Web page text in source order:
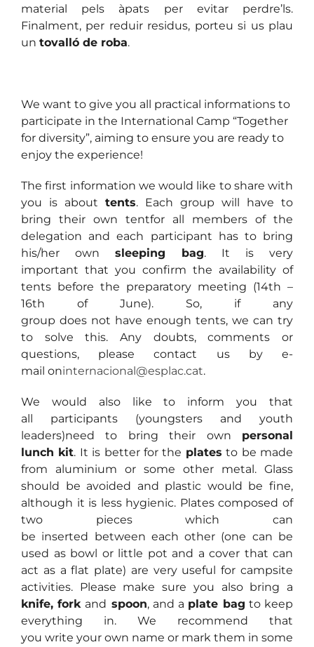
material pels àpats per evitar perdre’ls.
Finalment, per reduir residus, porteu si us plau
un tovalló de roba.
We want to give you all practical informations to
participate in the International Camp “Together
for diversity”, aiming to ensure you are ready to
enjoy the experience!
The first information we would like to share with
you is about tents. Each group will have to
bring their own tentfor all members of the
delegation and each participant has to bring
his/her own sleeping bag. It is very
important that you confirm the availability of
tents before the preparatory meeting (14th –
16th of June). So, if any
group does not have enough tents, we can try
to solve this. Any doubts, comments or
questions, please contact us by e-
mail oninternacional@esplac.cat.
We would also like to inform you that
all participants (youngsters and youth
leaders)need to bring their own personal
lunch kit. It is better for the plates to be made
from aluminium or some other metal. Glass
should be avoided and plastic would be fine,
although it is less hygienic. Plates composed of
two pieces which can
be inserted between each other (one can be
used as bowl or little pot and a cover that can
act as a flat plate) are very useful for campsite
activities. Please make sure you also bring a
knife, fork and spoon, and a plate bag to keep
everything in. We recommend that
you write your own name or mark them in some